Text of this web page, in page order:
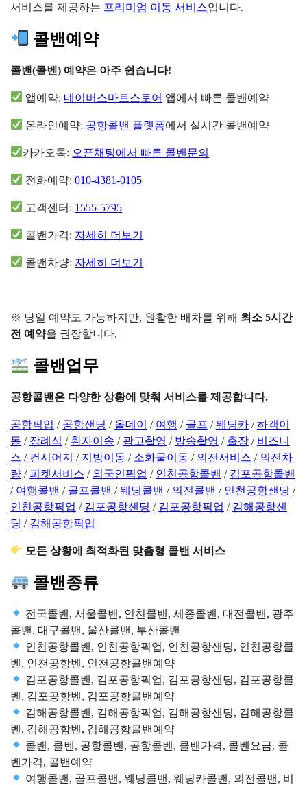
서비스를 제공하는 프리미엄 이동 서비스입니다.
콜밴예약
콜밴(콜벤) 예약은 아주 쉽습니다!
앱예약: 네이버스마트스토어 앱에서 빠른 콜밴예약
온라인예약: 공항콜밴 플랫폼에서 실시간 콜밴예약
카카오톡: 오픈채팅에서 빠른 콜밴문의
전화예약:010-4381-0105
고객센터: 1555-5795
콜밴가격: 자세히 더보기
콜밴차량: 자세히 더보기
※ 당일 예약도 가능하지만, 원활한 배차를 위해 최소 5시간
전 예약을 권장합니다.
콜밴업무
공항콜밴은 다양한 상황에 맞춰 서비스를 제공합니다.
공항픽업 / 공항샌딩 / 올데이 / 여행 / 골프 /웨딩카 /하객이
동 / 장례식 / 환자이송 / 광고촬영 / 방송촬영 / 출장 / 비즈니
스 / 컨시어지 / 지방이동 / 소화물이동 / 의전서비스 / 의전차
량 / 피켓서비스 / 외국인픽업 / 인천공항콜밴 / 김포공항콜밴
/ 여행콜밴 / 골프콜밴 /웨딩콜밴 / 의전콜밴 / 인천공항샌딩 /
인천공항픽업 / 김포공항샌딩 / 김포공항픽업 / 김해공항샌
딩 / 김해공항픽업
모든 상황에 최적화된 맞춤형 콜밴 서비스
콜밴종류
전국콜밴, 서울콜밴, 인천콜밴, 세종콜밴, 대전콜밴, 광주
콜밴, 대구콜밴, 울산콜밴, 부산콜밴
인천공항콜밴, 인천공항픽업, 인천공항샌딩, 인천공항콜
벤, 인천공항벤, 인천공항콜밴예약
김포공항콜밴, 김포공항픽업, 김포공항샌딩, 김포공항콜
벤, 김포공항벤, 김포공항콜밴예약
김해공항콜밴, 김해공항픽업, 김해공항샌딩, 김해공항콜
벤, 김해공항벤, 김해공항콜밴예약
콜밴, 콜벤, 공항콜밴, 공항콜벤, 콜밴가격, 콜벤요금, 콜
벤가격, 콜밴예약
여행콜밴, 골프콜밴, 웨딩콜밴, 웨딩카콜밴, 의전콜밴, 비